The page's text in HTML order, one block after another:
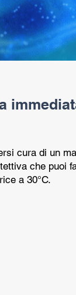
cura di un
che puoi
a 30°C.